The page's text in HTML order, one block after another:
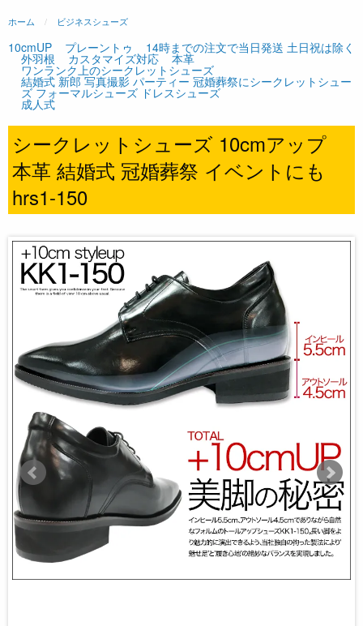
ホーム ビジネスシューズ
10cmUP プレーントゥ 14時までの注文で当日発送 土日祝は除く
外羽根 カスタマイズ対応 本革
ワンランク上のシークレットシューズ
結婚式 新郎 写真撮影 パーティー 冠婚葬祭にシークレットシュー
ズ フォーマルシューズ ドレスシューズ
成人式
シークレットシューズ 10cmアップ
本革 結婚式 冠婚葬祭 イベントにも
hrs1-150